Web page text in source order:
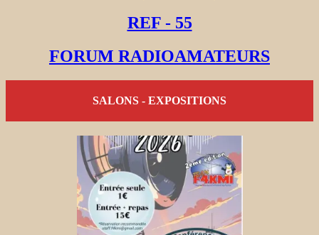
REF - 55
FORUM RADIOAMATEURS
SALONS - EXPOSITIONS